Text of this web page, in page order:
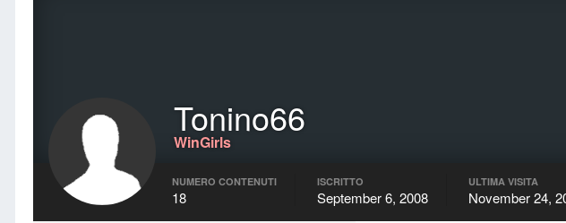
Tonino66
WinGirls
NUMERO CONTENUTI
18
ISCRITTO
September 6, 2008
ULTIMA VISITA
November 24,